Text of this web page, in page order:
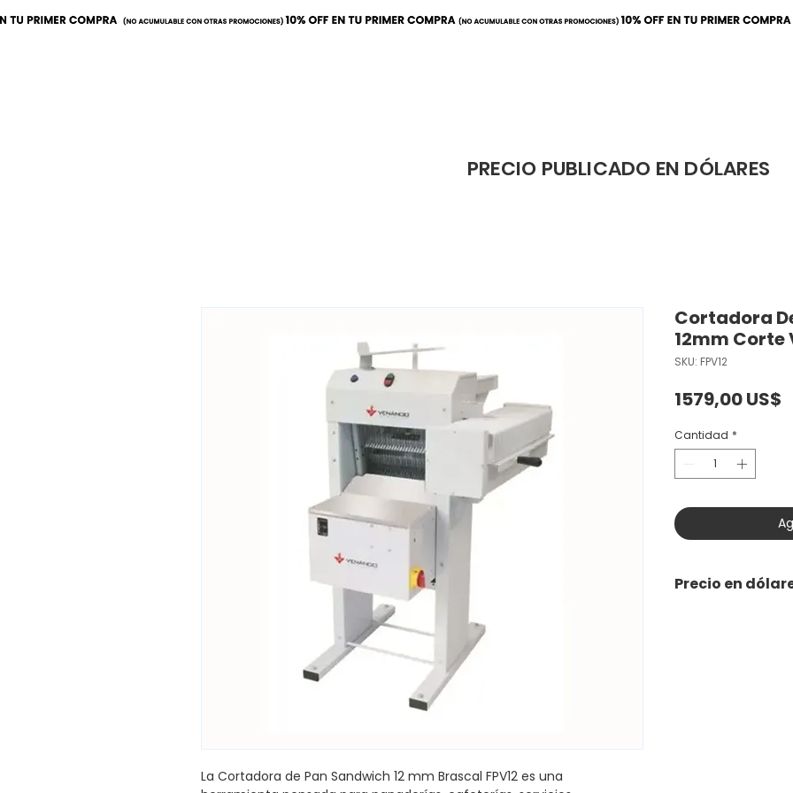
PRECIO PUBLICADO EN DÓLARES
La Cortadora de Pan Sandwich 12 mm Brascal FPV12 es una
Cortadora
12mm Corte
SKU: FPV12
1579,00 US$
Cantidad *
Precio en